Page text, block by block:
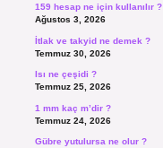
159 hesap ne için kullanılır ?
Ağustos 3, 2026
İtlak ve takyid ne demek ?
Temmuz 30, 2026
Isı ne çeşidi ?
Temmuz 25, 2026
1 mm kaç m’dir ?
Temmuz 24, 2026
Gübre yutulursa ne olur ?